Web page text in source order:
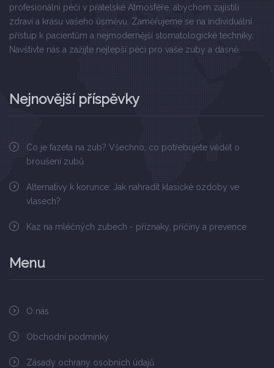
profesionální péči v přátelské Atmosféře, abychom zajistili
zdraví a krásu vašeho úsměvu. Zaměřujeme se na individuální
přístup k pacientům a nejmodernější stomatologické techniky.
Navštivte nás a zažijte nejlepší péči pro vaše zuby a dásně.
Nejnovější příspěvky
Co je fazeta na zub? Všechno, co potřebujete vědět o
broušení zubů
Alternativy k korunce: Jak nahradit klasické ozdoby ve
vlasech?
Kaz na mléčných zubech - příznaky, příčiny a prevence
Menu
O nás
Obchodní podmínky
Zásady ochrany osobních údajů